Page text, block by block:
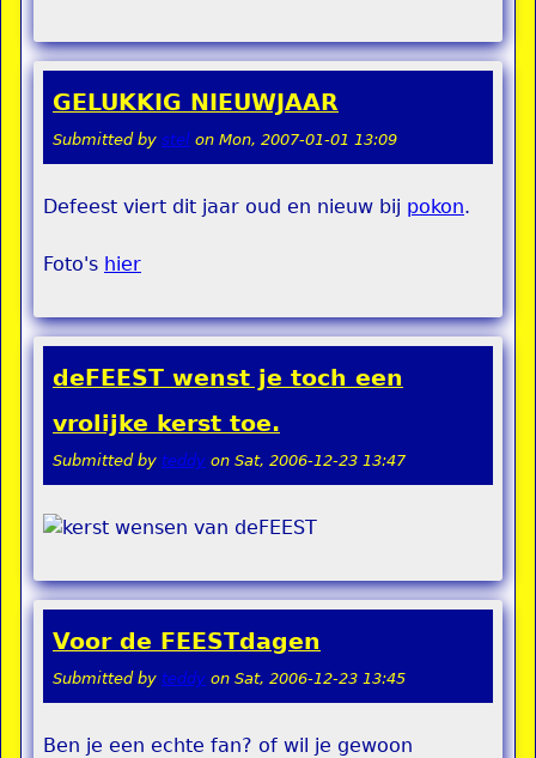
GELUKKIG NIEUWJAAR
Submitted by stel on Mon, 2007-01-01 13:09
Defeest viert dit jaar oud en nieuw bij pokon.
Foto's hier
deFEEST wenst je toch een
vrolijke kerst toe.
Submitted by teddy on Sat, 2006-12-23 13:47
Voor de FEESTdagen
Submitted by teddy on Sat, 2006-12-23 13:45
Ben je een echte fan? of wil je gewoon